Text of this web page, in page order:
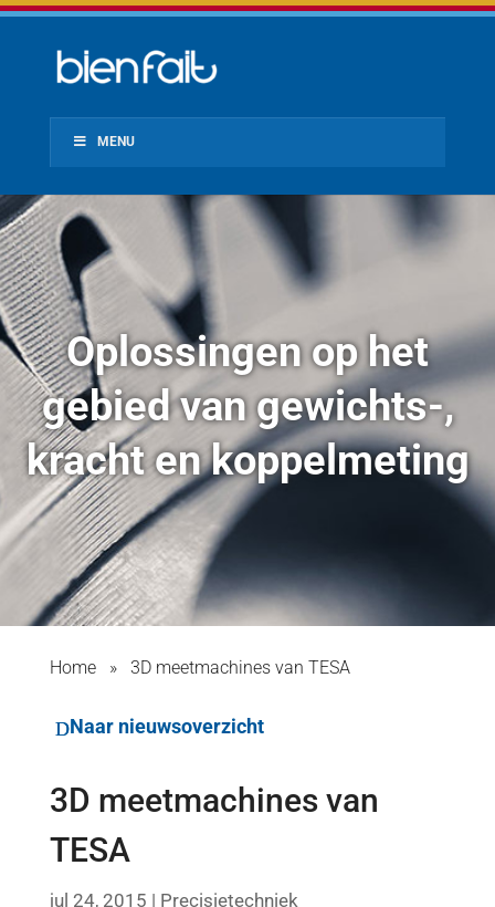
MENU
Oplossingen op het
gebied van gewichts-,
kracht en koppelmeting
Home» 3D meetmachines van TESA
Naar nieuwsoverzicht
3D meetmachines van
TESA
jul 24, 2015 | Precisietechniek